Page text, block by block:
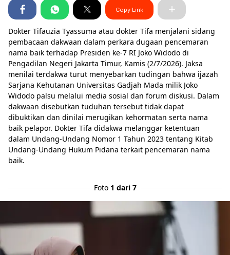
Copy Link
Dokter Tifauzia Tyassuma atau dokter Tifa menjalani sidang
pembacaan dakwaan dalam perkara dugaan pencemaran
nama baik terhadap Presiden ke-7 RI Joko Widodo di
Pengadilan Negeri Jakarta Timur, Kamis (2/7/2026). Jaksa
menilai terdakwa turut menyebarkan tudingan bahwa ijazah
Sarjana Kehutanan Universitas Gadjah Mada milik Joko
Widodo palsu melalui media sosial dan forum diskusi. Dalam
dakwaan disebutkan tuduhan tersebut tidak dapat
dibuktikan dan dinilai merugikan kehormatan serta nama
baik pelapor. Dokter Tifa didakwa melanggar ketentuan
dalam Undang-Undang Nomor 1 Tahun 2023 tentang Kitab
Undang-Undang Hukum Pidana terkait pencemaran nama
baik.
Foto 1 dari 7